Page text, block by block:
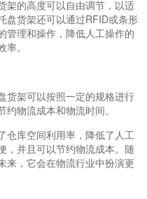
架的高度可以自由调节，以适
盘货架还可以通过RFID或条形
管理和操作，降低人工操作的
。
货架可以按照一定的规格进行
物流成本和物流时间。
仓库空间利用率，降低了人工
，并且可以节约物流成本。随
来，它会在物流行业中扮演更